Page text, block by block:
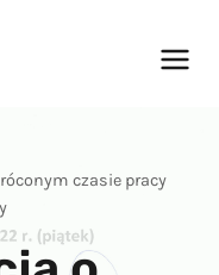
czasie pracy